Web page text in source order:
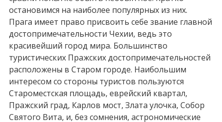
остановимся на наиболее популярных из них.
Прага имеет право присвоить себе звание главной
достопримечательности Чехии, ведь это
красивейший город мира. Большинство
туристических Пражских достопримечательностей
расположены в Старом городе. Наибольшим
интересом со стороны туристов пользуются
Староместская площадь, еврейский квартал,
Пражский град, Карлов мост, Злата улочка, Собор
Святого Вита, и, без сомнения, астрономические